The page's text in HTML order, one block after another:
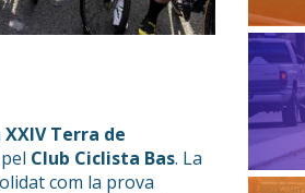
XXIV Terra de
Club Ciclista Bas. La
com la prova